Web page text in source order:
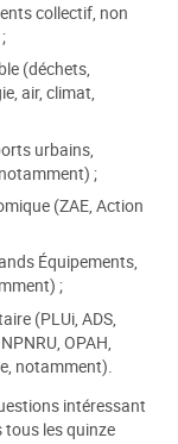
collectif, non
(déchets,
air, climat,
urbains,
;
(ZAE, Action
Équipements,
;
(PLUi, ADS,
OPAH,
notamment).
intéressant
tous les quinze